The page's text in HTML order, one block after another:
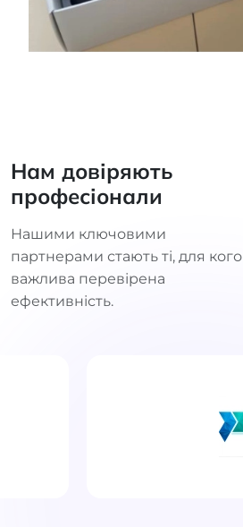
Нам довіряють
професіонали
Нашими ключовими
партнерами стають ті, для кого
важлива перевірена
ефективність.